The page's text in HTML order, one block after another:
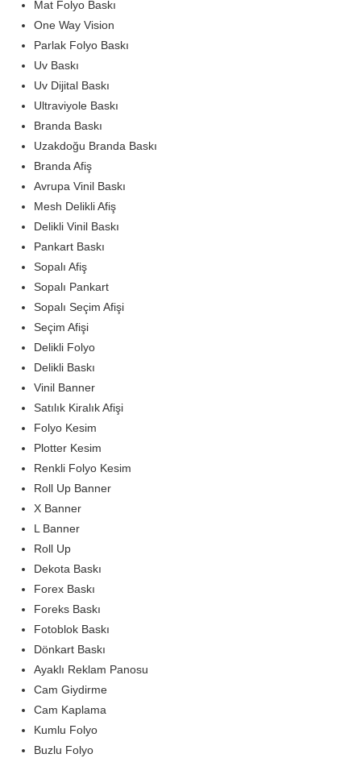
Mat Folyo Baskı
One Way Vision
Parlak Folyo Baskı
Uv Baskı
Uv Dijital Baskı
Ultraviyole Baskı
Branda Baskı
Uzakdoğu Branda Baskı
Branda Afiş
Avrupa Vinil Baskı
Mesh Delikli Afiş
Delikli Vinil Baskı
Pankart Baskı
Sopalı Afiş
Sopalı Pankart
Sopalı Seçim Afişi
Seçim Afişi
Delikli Folyo
Delikli Baskı
Vinil Banner
Satılık Kiralık Afişi
Folyo Kesim
Plotter Kesim
Renkli Folyo Kesim
Roll Up Banner
X Banner
L Banner
Roll Up
Dekota Baskı
Forex Baskı
Foreks Baskı
Fotoblok Baskı
Dönkart Baskı
Ayaklı Reklam Panosu
Cam Giydirme
Cam Kaplama
Kumlu Folyo
Buzlu Folyo